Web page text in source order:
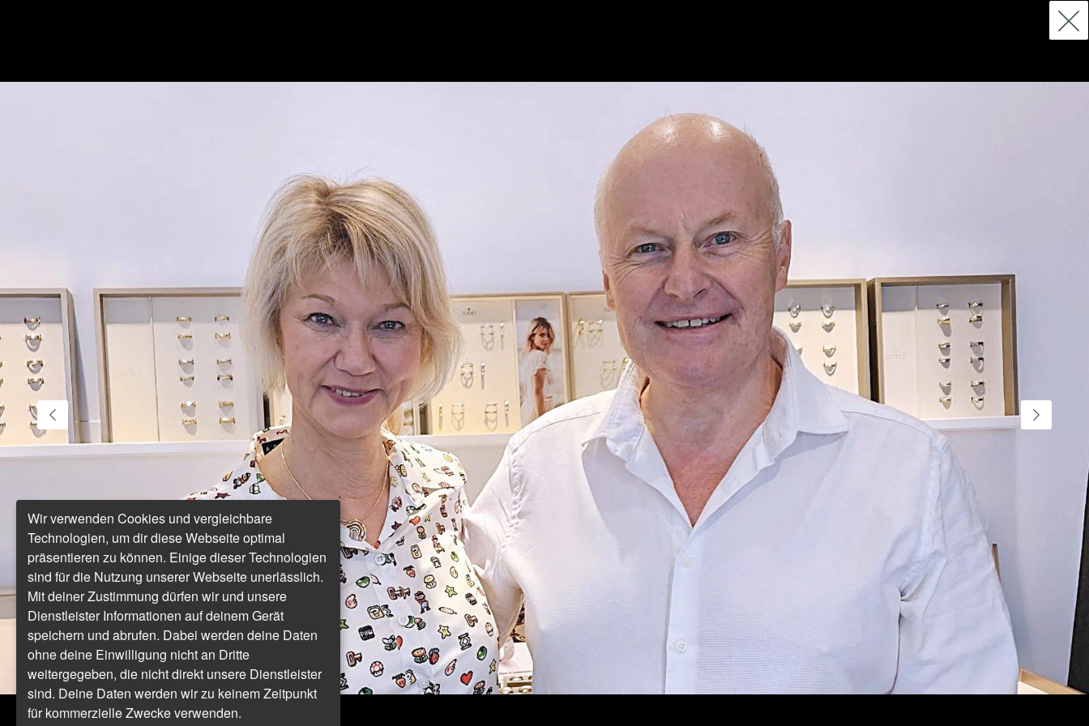
Wir verwenden Cookies und vergleichbare
Technologien, um dir diese Webseite optimal
präsentieren zu können. Einige dieser Technologien
sind für die Nutzung unserer Webseite unerlässlich.
Mit deiner Zustimmung dürfen wir und unsere
Dienstleister Informationen auf deinem Gerät
speichern und abrufen. Dabei werden deine Daten
ohne deine Einwilligung nicht an Dritte
weitergegeben, die nicht direkt unsere Dienstleister
sind. Deine Daten werden wir zu keinem Zeitpunkt
für kommerzielle Zwecke verwenden.